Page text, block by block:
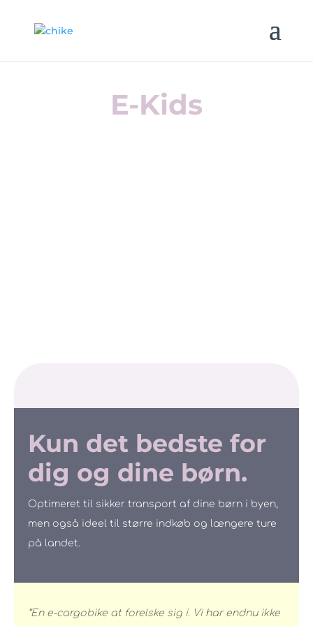
E-Kids
Kun det bedste for
dig og dine børn.
Optimeret til sikker transport af dine børn i byen,
men også ideel til større indkøb og længere ture
på landet.
“En e-cargobike at forelske sig i. Vi har endnu ikke